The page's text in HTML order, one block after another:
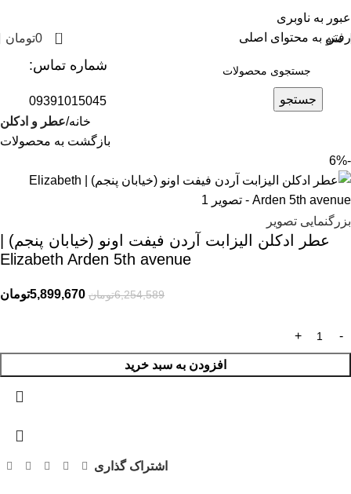
عبور به ناوبری
رفتن به محتوای اصلی
منو 0
0تومان
جستجو
شماره تماس:
09391015045
خانه عطر و ادکلن
بازگشت به محصولات
-6%
بزرگنمایی تصویر
عطر ادکلن الیزابت آردن فیفت اونو (خیابان پنجم) |
Elizabeth Arden 5th avenue
6,254,589تومان 5,899,670تومان
افزودن به سبد خرید
اشتراک گذاری